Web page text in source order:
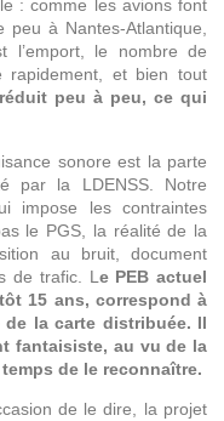
: comme les avions font
à Nantes-Atlantique,
l’emport, le nombre de
rapidement, et bien tout
peu à peu, ce qui
sonore est la parte
par la LDENSS. Notre
impose les contraintes
le PGS, la réalité de la
au bruit, document
de trafic. L e PEB actuel
15 ans, correspond à
la carte distribuée. Il
fantaisiste, au vu de la
de le reconnaître.
de le dire, la projet